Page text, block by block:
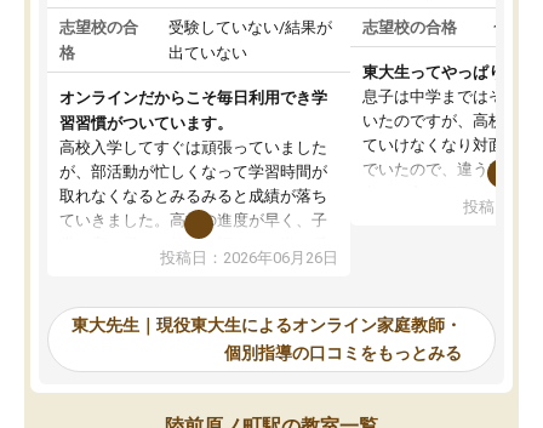
志望校の合
格
受験していない/結果が
出ていない
オンラインだからこそ毎日利用でき学
習習慣がついています。
高校入学してすぐは頑張っていました
が、部活動が忙しくなって学習時間が
取れなくなるとみるみると成績が落ち
ていきました。高校の進度が早く、子
供も家に帰って勉強の話すると嫌な反
応を示します。東大先生にお願いして
れるので、親としても安心です。毎日
使える自習室とかもあり、わからない
ところがあれば先生が回答してくれる
のも重宝しています。
投稿日：2026年06月26日
志望校の合格 合格
東大生ってやっぱりすご
息子は中学まではそこそ
いたのですが、高校に入
ていけなくなり対面の塾
でいたので、違うアプロ
で、当初は模試でD判定
自習室が毎日使えていつ
るのが心強かったよう
謝です。
投稿日：
東大先生｜現役東大生によるオンライン家庭教師・
個別指導の口コミをもっとみる